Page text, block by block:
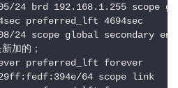
brd 192.168.1.255 scope
preferred_lft 4694sec
scope global secondary
的；
preferred_lft forever
64 scope link